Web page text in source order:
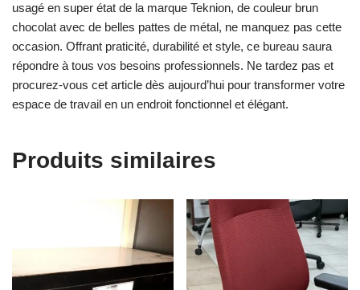
usagé en super état de la marque Teknion, de couleur brun
chocolat avec de belles pattes de métal, ne manquez pas cette
occasion. Offrant praticité, durabilité et style, ce bureau saura
répondre à tous vos besoins professionnels. Ne tardez pas et
procurez-vous cet article dès aujourd’hui pour transformer votre
espace de travail en un endroit fonctionnel et élégant.
Produits similaires